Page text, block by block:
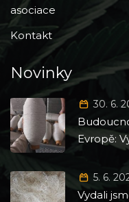
asociace
Kontakt
Novinky
30. 6.
Evropě:
5. 6.
Vydali